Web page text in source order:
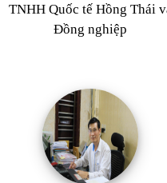
TNHH Quốc tế Hồng Thái
Đồng nghiệp